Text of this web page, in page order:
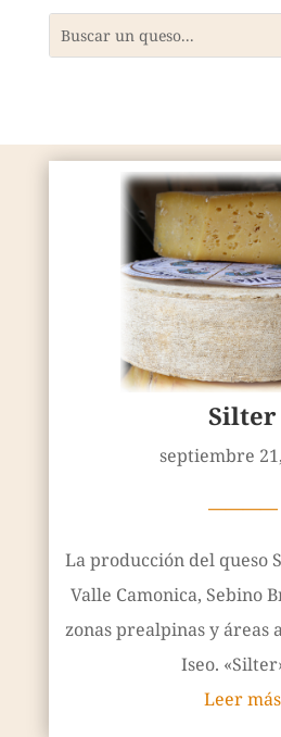
Silter
septiembre
————
La producción del queso
Valle Camonica, Sebino
zonas prealpinas y áreas
Iseo.
Leer más